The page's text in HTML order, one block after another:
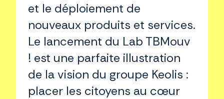
et le déploiement de
nouveaux produits et services.
Le lancement du Lab TBMouv
! est une parfaite illustration
de la vision du groupe Keolis :
placer les citoyens au cœur